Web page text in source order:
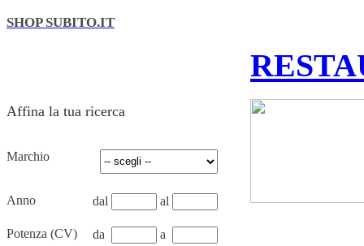
SHOP SUBITO.IT
Affina la tua ricerca
Marchio
Anno dal al
Potenza (CV) da a